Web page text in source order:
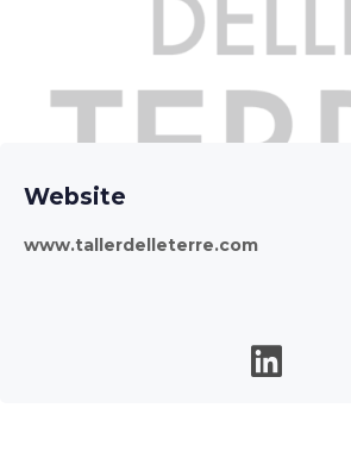
Website
www.tallerdelleterre.com